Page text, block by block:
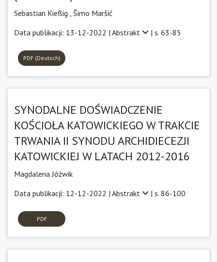
Sebastian Kießig
Šimo Maršić
Data publikacji: 13-12-2022 | Abstrakt | s. 63-85
PDF (Deutsch)
SYNODALNE DOŚWIADCZENIE
KOŚCIOŁA KATOWICKIEGO W TRAKCIE
TRWANIA II SYNODU ARCHIDIECEZJI
KATOWICKIEJ W LATACH 2012-2016
Magdalena Jóźwik
Data publikacji: 12-12-2022 | Abstrakt | s. 86-100
PDF